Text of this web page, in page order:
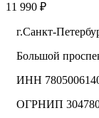
11 990 ₽
г.Санкт-
Большой
ИНН
ОГРНИП